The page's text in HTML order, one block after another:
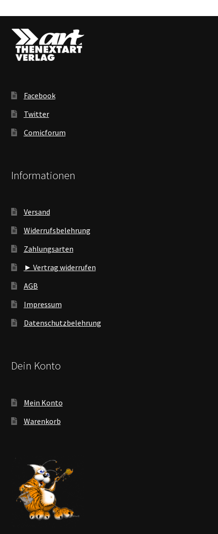
Facebook
Twitter
Comicforum
Informationen
Versand
Widerrufsbelehrung
Zahlungsarten
► Vertrag widerrufen
AGB
Impressum
Datenschutzbelehrung
Dein Konto
Mein Konto
Warenkorb